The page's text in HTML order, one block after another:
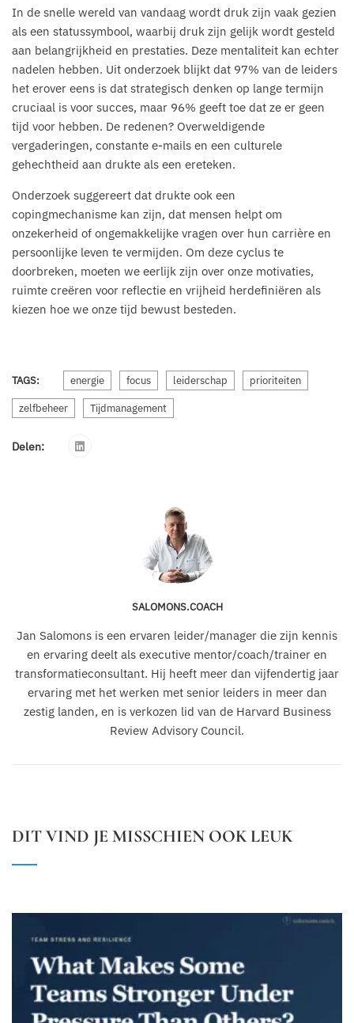
In de snelle wereld van vandaag wordt druk zijn vaak gezien
als een statussymbool, waarbij druk zijn gelijk wordt gesteld
aan belangrijkheid en prestaties. Deze mentaliteit kan echter
nadelen hebben. Uit onderzoek blijkt dat 97% van de leiders
het erover eens is dat strategisch denken op lange termijn
cruciaal is voor succes, maar 96% geeft toe dat ze er geen
tijd voor hebben. De redenen? Overweldigende
vergaderingen, constante e-mails en een culturele
gehechtheid aan drukte als een ereteken.
Onderzoek suggereert dat drukte ook een
copingmechanisme kan zijn, dat mensen helpt om
onzekerheid of ongemakkelijke vragen over hun carrière en
persoonlijke leven te vermijden. Om deze cyclus te
doorbreken, moeten we eerlijk zijn over onze motivaties,
ruimte creëren voor reflectie en vrijheid herdefiniëren als
kiezen hoe we onze tijd bewust besteden.
TAGS: energie focus leiderschap prioriteiten
zelfbeheer Tijdmanagement
Delen:
SALOMONS.COACH
Jan Salomons is een ervaren leider/manager die zijn kennis
en ervaring deelt als executive mentor/coach/trainer en
transformatieconsultant. Hij heeft meer dan vijfendertig jaar
ervaring met het werken met senior leiders in meer dan
zestig landen, en is verkozen lid van de Harvard Business
Review Advisory Council.
DIT VIND JE MISSCHIEN OOK LEUK